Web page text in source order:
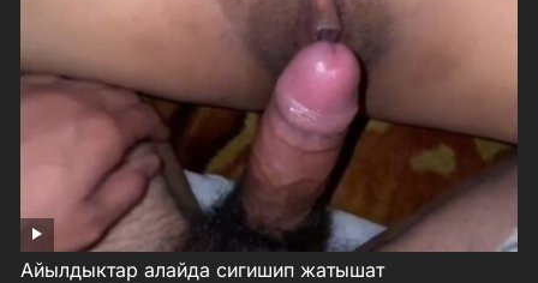
Айылдыктар алайда сигишип жатышат